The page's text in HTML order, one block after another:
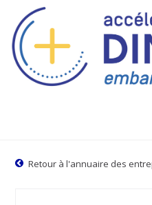
Retour à l'annuaire des
Cookies management panel